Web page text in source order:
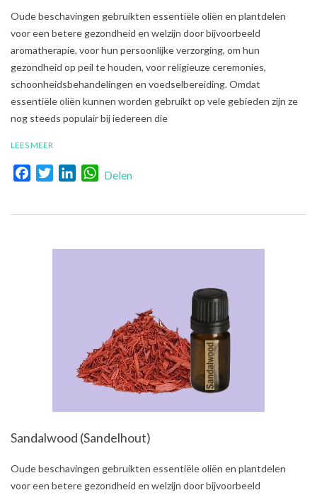
2021-
08-
01
Oude beschavingen gebruikten essentiële oliën en plantdelen
voor een betere gezondheid en welzijn door bijvoorbeeld
aromatherapie, voor hun persoonlijke verzorging, om hun
gezondheid op peil te houden, voor religieuze ceremonies,
schoonheidsbehandelingen en voedselbereiding. Omdat
essentiële oliën kunnen worden gebruikt op vele gebieden zijn ze
nog steeds populair bij iedereen die
LEES MEER
FacebookTwitterLinkedInWhatsApp
Delen
Sandalwood (Sandelhout)
2021-
Oude beschavingen gebruikten essentiële oliën en plantdelen
voor een betere gezondheid en welzijn door bijvoorbeeld